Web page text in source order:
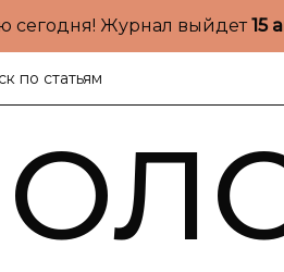
сегодня! Журнал выйдет15